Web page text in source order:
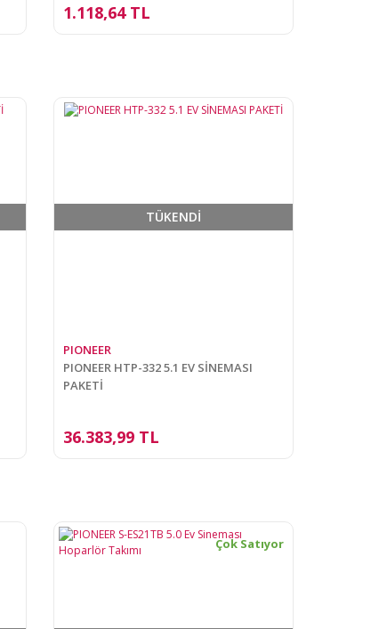
1.118,64 TL
TÜKENDİ
PIONEER
PIONEER HTP-332 5.1 EV SİNEMASI
PAKETİ
36.383,99 TL
Çok Satıyor